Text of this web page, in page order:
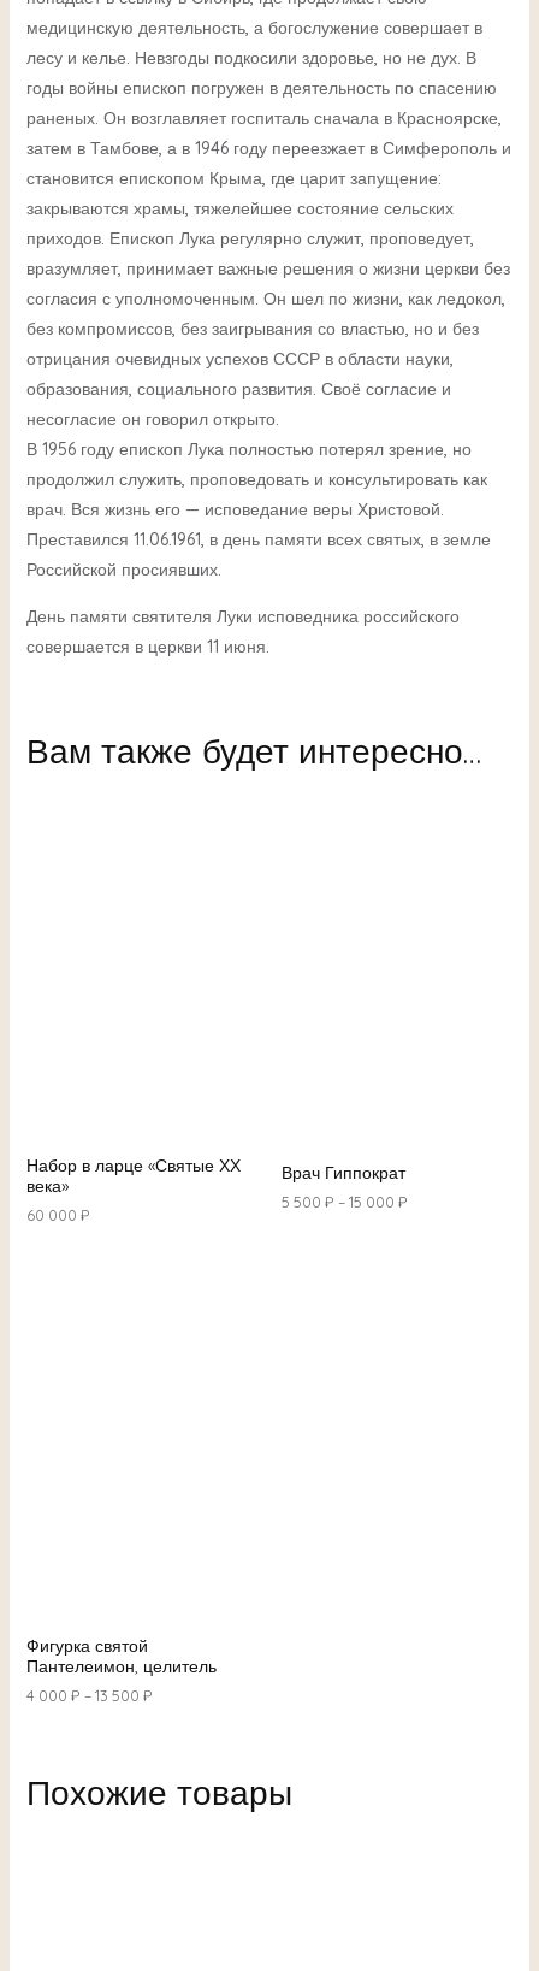
медицинскую деятельность, а богослужение совершает в
лесу и келье. Невзгоды подкосили здоровье, но не дух. В
годы войны епископ погружен в деятельность по спасению
раненых. Он возглавляет госпиталь сначала в Красноярске,
затем в Тамбове, а в 1946 году переезжает в Симферополь и
становится епископом Крыма, где царит запущение:
закрываются храмы, тяжелейшее состояние сельских
приходов. Епископ Лука регулярно служит, проповедует,
вразумляет, принимает важные решения о жизни церкви без
согласия с уполномоченным. Он шел по жизни, как ледокол,
без компромиссов, без заигрывания со властью, но и без
отрицания очевидных успехов СССР в области науки,
образования, социального развития. Своё согласие и
несогласие он говорил открыто.
В 1956 году епископ Лука полностью потерял зрение, но
продолжил служить, проповедовать и консультировать как
врач. Вся жизнь его — исповедание веры Христовой.
Преставился 11.06.1961, в день памяти всех святых, в земле
Российской просиявших.
День памяти святителя Луки исповедника российского
совершается в церкви 11 июня.
Вам также будет интересно…
Набор в ларце «Святые ХХ
века»
60 000 ₽
Врач Гиппократ
5 500 ₽ –15 000 ₽
Фигурка святой
Пантелеимон, целитель
4 000 ₽ –13 500 ₽
Похожие товары